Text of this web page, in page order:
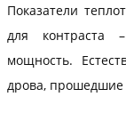
Показатели
для контраста
мощность.
дрова,